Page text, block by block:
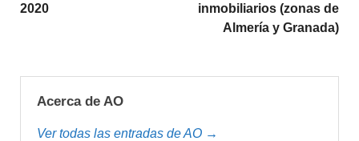
2020
inmobiliarios (zonas de
Almería y Granada)
Acerca de AO
Ver todas las entradas de AO →